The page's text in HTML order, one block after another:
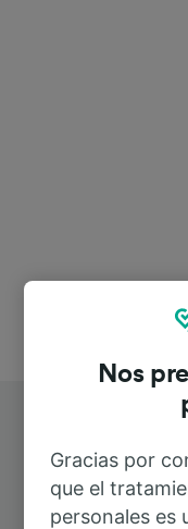
Nos
Gracias por
que el
personales es